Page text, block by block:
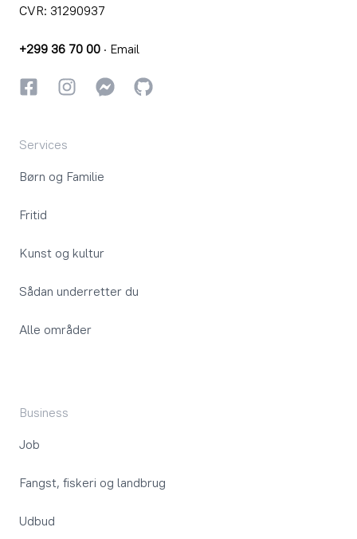
CVR: 31290937
+299 36 70 00 · Email
FacebookInstagramInstagram
GitHub
Services
Børn og Familie
Fritid
Kunst og kultur
Sådan underretter du
Alle områder
Business
Job
Fangst, fiskeri og landbrug
Udbud